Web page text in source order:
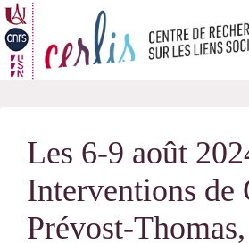
Passer
au
contenu
Les 6-9 août
Interventions de
Prévost-